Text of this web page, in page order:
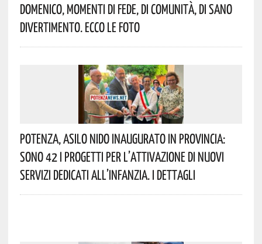
Domenico, Momenti Di Fede, Di Comunità, Di Sano
Divertimento. Ecco Le Foto
Potenza, Asilo Nido Inaugurato In Provincia:
Sono 42 I Progetti Per L’attivazione Di Nuovi
Servizi Dedicati All’infanzia. I Dettagli